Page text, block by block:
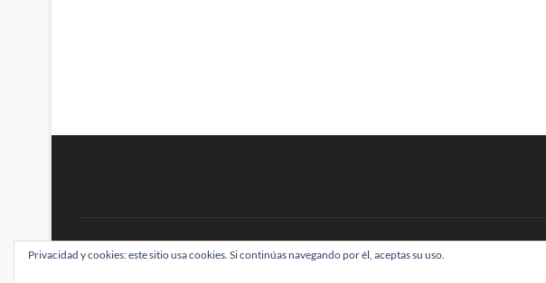
BRAINSTOMPING| Diseñado por:Theme Freesia|WordPress| © Todos los derechos reservados
Privacidad y cookies: este sitio usa cookies. Si continúas navegando por él, aceptas su uso.